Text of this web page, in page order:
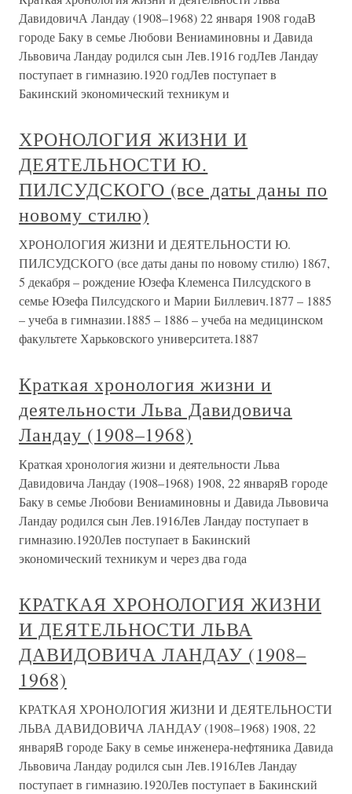
ДавидовичА Ландау (1908–1968) 22 января 1908 годаВ
городе Баку в семье Любови Вениаминовны и Давида
Львовича Ландау родился сын Лев.1916 годЛев Ландау
поступает в гимназию.1920 годЛев поступает в
Бакинский экономический техникум и
ХРОНОЛОГИЯ ЖИЗНИ И
ДЕЯТЕЛЬНОСТИ Ю.
ПИЛСУДСКОГО (все даты даны по
новому стилю)
ХРОНОЛОГИЯ ЖИЗНИ И ДЕЯТЕЛЬНОСТИ Ю.
ПИЛСУДСКОГО (все даты даны по новому стилю) 1867,
5 декабря – рождение Юзефа Клеменса Пилсудского в
семье Юзефа Пилсудского и Марии Биллевич.1877 – 1885
– учеба в гимназии.1885 – 1886 – учеба на медицинском
факультете Харьковского университета.1887
Краткая хронология жизни и
деятельности Льва Давидовича
Ландау (1908–1968)
Краткая хронология жизни и деятельности Льва
Давидовича Ландау (1908–1968) 1908, 22 январяВ городе
Баку в семье Любови Вениаминовны и Давида Львовича
Ландау родился сын Лев.1916Лев Ландау поступает в
гимназию.1920Лев поступает в Бакинский
экономический техникум и через два года
КРАТКАЯ ХРОНОЛОГИЯ ЖИЗНИ
И ДЕЯТЕЛЬНОСТИ ЛЬВА
ДАВИДОВИЧА ЛАНДАУ (1908–
1968)
КРАТКАЯ ХРОНОЛОГИЯ ЖИЗНИ И ДЕЯТЕЛЬНОСТИ
ЛЬВА ДАВИДОВИЧА ЛАНДАУ (1908–1968) 1908, 22
январяВ городе Баку в семье инженера-нефтяника Давида
Львовича Ландау родился сын Лев.1916Лев Ландау
поступает в гимназию.1920Лев поступает в Бакинский